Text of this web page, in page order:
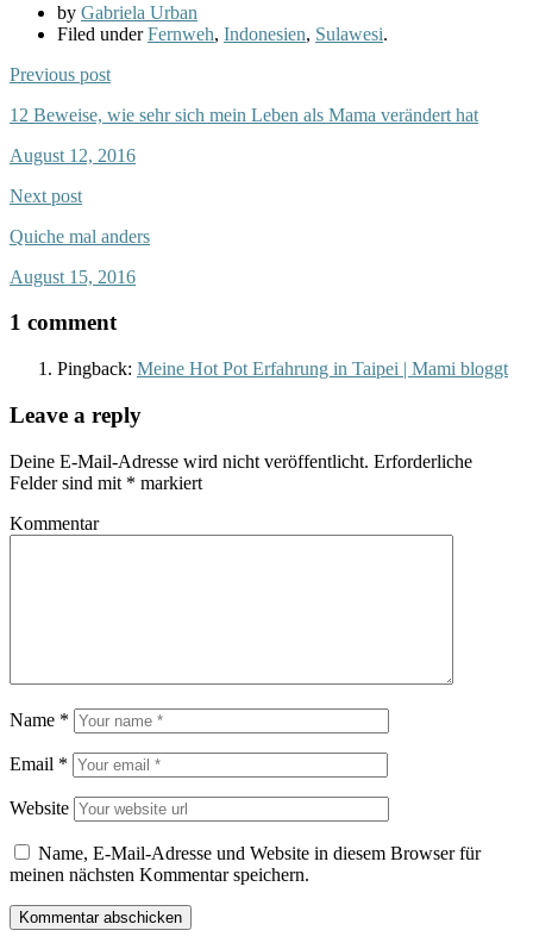
by Gabriela Urban
Filed underFernweh, Indonesien, Sulawesi.
Previous post
12 Beweise, wie sehr sich mein Leben als Mama verändert hat
August 12, 2016
Next post
Quiche mal anders
August 15, 2016
1 comment
Pingback: Meine Hot Pot Erfahrung in Taipei | Mami bloggt
Leave a reply
Deine E-Mail-Adresse wird nicht veröffentlicht. Erforderliche
Felder sind mit * markiert
Kommentar
Name *
Email *
Website
Name, E-Mail-Adresse und Website in diesem Browser für
meinen nächsten Kommentar speichern.